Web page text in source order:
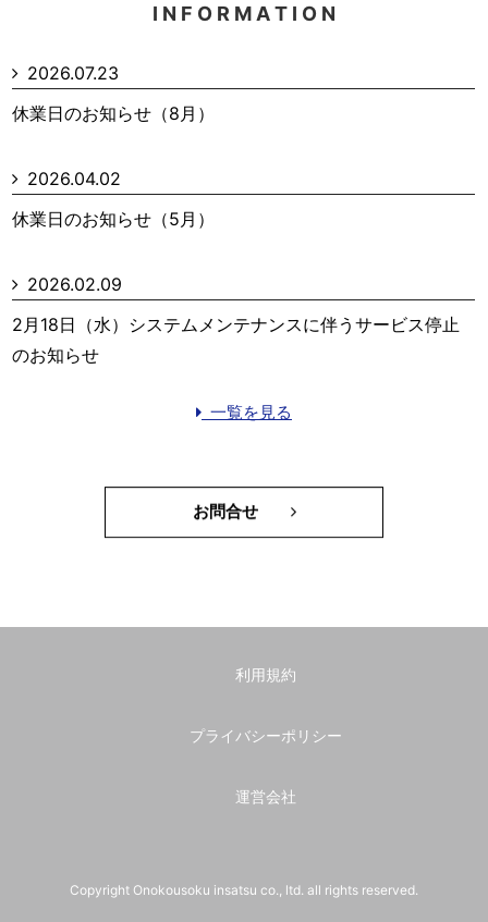
I N F O R M A T I O N
2026.07.23
休業日のお知らせ（8月）
2026.04.02
休業日のお知らせ（5月）
2026.02.09
2月18日（水）システムメンテナンスに伴うサービス停止
のお知らせ
一覧を見る
お問合せ
利用規約
プライバシーポリシー
運営会社
Copyright Onokousoku insatsu co., ltd. all rights reserved.